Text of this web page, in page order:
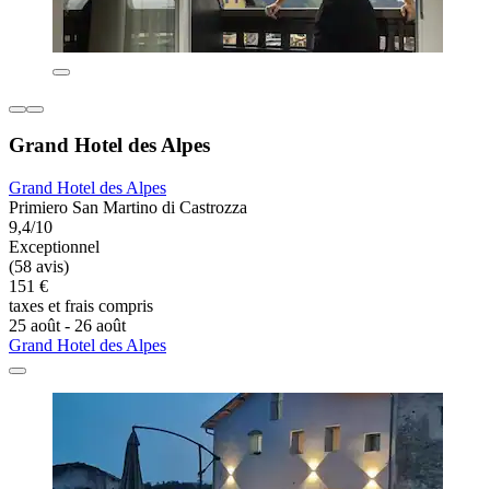
Grand Hotel des Alpes
Grand Hotel des Alpes
Primiero San Martino di Castrozza
9,4/10
Exceptionnel
(58 avis)
151 €
taxes et frais compris
25 août - 26 août
Grand Hotel des Alpes